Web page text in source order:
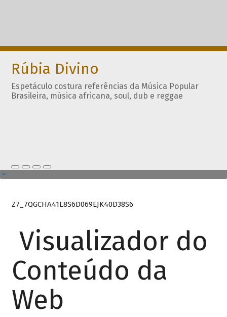
Rúbia Divino
Espetáculo costura referências da Música Popular
Brasileira, música africana, soul, dub e reggae
Z7_7QGCHA41L8S6D069EJK40D38S6
Visualizador do
Conteúdo da
Web